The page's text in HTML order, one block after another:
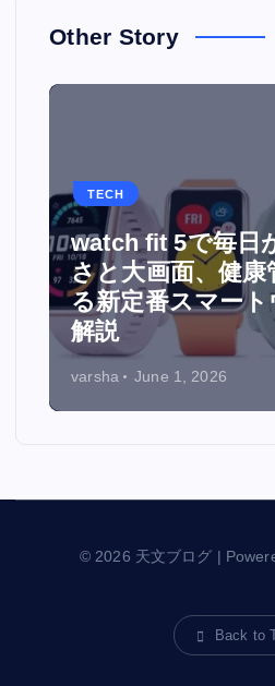
Other Story
TECH
watch fit 5で毎日
さと大画面、健康
る新定番スマー
解説
varsha June 1, 2026
© 2026 天文ブログ |
Back to